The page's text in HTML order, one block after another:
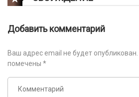
Добавить комментарий
Ваш адрес email не будет опубликован.
помечены *